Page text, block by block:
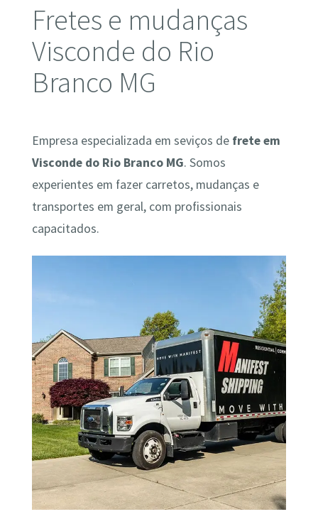
Fretes e mudanças
Visconde do Rio
Branco MG
Empresa especializada em seviços de frete em
Visconde do Rio Branco MG. Somos
experientes em fazer carretos, mudanças e
transportes em geral, com profissionais
capacitados.